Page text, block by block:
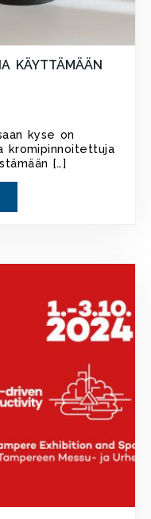
KÄYTTÄMÄÄN
kyse on
kromipinnoitettuja
[…]